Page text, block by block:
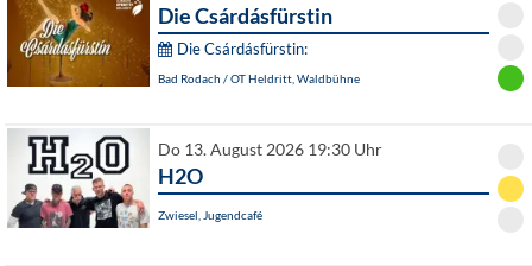
Die Csárdásfürstin
Die Csárdásfürstin:
Bad Rodach / OT Heldritt, Waldbühne
Do 13. August 2026 19:30 Uhr
H2O
Zwiesel, Jugendcafé